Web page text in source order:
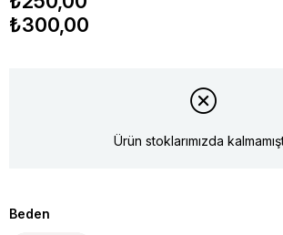
₺300,00
Ürün stoklarımızda
Beden